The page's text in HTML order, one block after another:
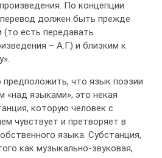
По концепции
должен быть прежде
(то есть передавать
– А.Г.) и близким к
что язык поэзии
«над языками», это некая
которую человек с
чувствует и претворяет в
языка. Субстанция,
как музыкально-звуковая,